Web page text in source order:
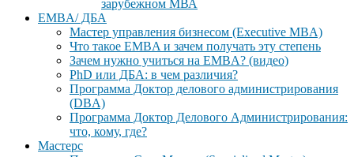
зарубежном МВА
EMBA/ ДБA
Мастер управления бизнесом (Executive MBA)
Что такое EMBA и зачем получать эту степень
Зачем нужно учиться на EMBA? (видео)
PhD или ДБА: в чем различия?
Программа Доктор делового администрирования
(DBА)
Программа Доктор Делового Администрирования:
что, кому, где?
Мастерс